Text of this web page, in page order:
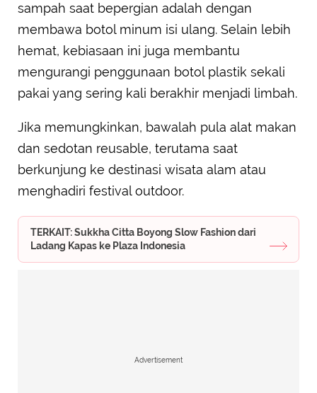
sampah saat bepergian adalah dengan
membawa botol minum isi ulang. Selain lebih
hemat, kebiasaan ini juga membantu
mengurangi penggunaan botol plastik sekali
pakai yang sering kali berakhir menjadi limbah.
Jika memungkinkan, bawalah pula alat makan
dan sedotan reusable, terutama saat
berkunjung ke destinasi wisata alam atau
menghadiri festival outdoor.
TERKAIT: Sukkha Citta Boyong Slow Fashion dari
Ladang Kapas ke Plaza Indonesia
Advertisement